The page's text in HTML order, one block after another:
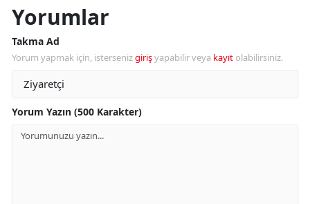
Yorumlar
Takma Ad
Yorum yapmak için, istersenizgirişyapabilir veya kayıt olabilirsiniz.
Yorum Yazın (500 Karakter)